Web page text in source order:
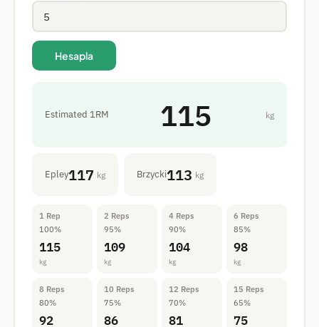
Hesapla
Estimated 1RM 115 kg
Epley117 kg Brzycki113 kg
1 Rep
100%
115
kg
2 Reps
95%
109
kg
4 Reps
90%
104
kg
6 Reps
85%
98
kg
8 Reps
80%
92
10 Reps
75%
86
12 Reps
70%
81
15 Reps
65%
75